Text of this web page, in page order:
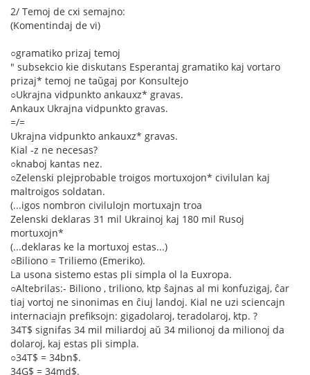
2/ Temoj de cxi semajno:
(Komentindaj de vi)
○gramatiko prizaj temoj
" subsekcio kie diskutans Esperantaj gramatiko kaj vortaro
prizaj* temoj ne taŭgaj por Konsultejo
○Ukrajna vidpunkto ankauxz* gravas.
Ankaux Ukrajna vidpunkto gravas.
=/=
Ukrajna vidpunkto ankauxz* gravas.
Kial -z ne necesas?
○knaboj kantas nez.
○Zelenski plejprobable troigos mortuxojon* civilulan kaj
maltroigos soldatan.
(...igos nombron civilulojn mortuxajn troa
Zelenski deklaras 31 mil Ukrainoj kaj 180 mil Rusoj
mortuxojn*
(...deklaras ke la mortuxoj estas...)
○Biliono = Triliemo (Emeriko).
La usona sistemo estas pli simpla ol la Euxropa.
○Altebrilas:- Biliono , triliono, ktp ŝajnas al mi konfuzigaj, ĉar
tiaj vortoj ne sinonimas en ĉiuj landoj. Kial ne uzi sciencajn
internaciajn prefiksojn: gigadolaroj, teradolaroj, ktp. ?
34T$ signifas 34 mil miliardoj aŭ 34 milionoj da milionoj da
dolaroj, kaj estas pli simpla.
○34T$ = 34bn$.
34G$ = 34md$.